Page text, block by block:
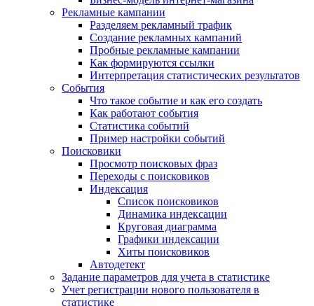
Рекламные кампании
Разделяем рекламный трафик
Создание рекламных кампаний
Пробные рекламные кампании
Как формируются ссылки
Интерпретация статистических результатов
События
Что такое событие и как его создать
Как работают события
Статистика событий
Пример настройки событий
Поисковики
Просмотр поисковых фраз
Переходы с поисковиков
Индексация
Список поисковиков
Динамика индексации
Круговая диаграмма
Графики индексации
Хиты поисковиков
Автодетект
Задание параметров для учета в статистике
Учет регистрации нового пользователя в
статистике